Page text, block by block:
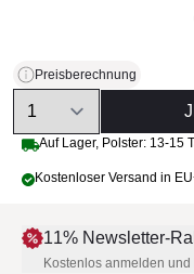
Preisberechnung
Quantity
Auf Lager, Polster: 13-15
Kostenloser Versand in
11% Newsletter-
Kostenlos anmelden